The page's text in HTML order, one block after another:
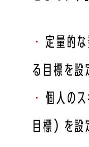
定量的
る目標を設
個人の
目標）を設